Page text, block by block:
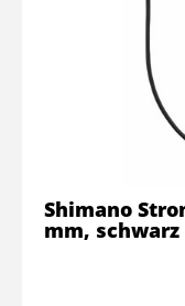
Shimano
mm, schwarz